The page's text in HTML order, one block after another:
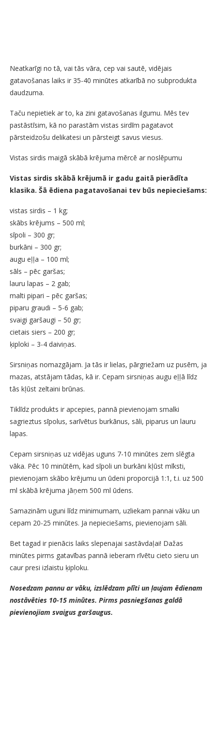
Neatkarīgi no tā, vai tās vāra, cep vai sautē, vidējais
gatavošanas laiks ir 35-40 minūtes atkarībā no subprodukta
daudzuma.
Taču nepietiek ar to, ka zini gatavošanas ilgumu. Mēs tev
pastāstīsim, kā no parastām vistas sirdīm pagatavot
pārsteidzošu delikatesi un pārsteigt savus viesus.
Vistas sirdis maigā skābā krējuma mērcē ar noslēpumu
Vistas sirdis skābā krējumā ir gadu gaitā pierādīta
klasika. Šā ēdiena pagatavošanai tev būs nepieciešams:
vistas sirdis – 1 kg;
skābs krējums – 500 ml;
sīpoli – 300 gr;
burkāni – 300 gr;
augu eļļa – 100 ml;
sāls – pēc garšas;
lauru lapas – 2 gab;
malti pipari – pēc garšas;
piparu graudi – 5-6 gab;
svaigi garšaugi – 50 gr;
cietais siers – 200 gr;
ķiploki – 3-4 daiviņas.
Sirsniņas nomazgājam. Ja tās ir lielas, pārgriežam uz pusēm, ja
mazas, atstājam tādas, kā ir. Cepam sirsniņas augu eļļā līdz
tās kļūst zeltaini brūnas.
Tiklīdz produkts ir apcepies, pannā pievienojam smalki
sagrieztus sīpolus, sarīvētus burkānus, sāli, piparus un lauru
lapas.
Cepam sirsniņas uz vidējas uguns 7-10 minūtes zem slēgta
vāka. Pēc 10 minūtēm, kad sīpoli un burkāni kļūst mīksti,
pievienojam skābo krējumu un ūdeni proporcijā 1:1, t.i. uz 500
ml skābā krējuma jāņem 500 ml ūdens.
Samazinām uguni līdz minimumam, uzliekam pannai vāku un
cepam 20-25 minūtes. Ja nepieciešams, pievienojam sāli.
Bet tagad ir pienācis laiks slepenajai sastāvdaļai! Dažas
minūtes pirms gatavības pannā ieberam rīvētu cieto sieru un
caur presi izlaistu ķiploku.
Nosedzam pannu ar vāku, izslēdzam plīti un ļaujam ēdienam
nostāvēties 10-15 minūtes. Pirms pasniegšanas galdā
pievienojiam svaigus garšaugus.